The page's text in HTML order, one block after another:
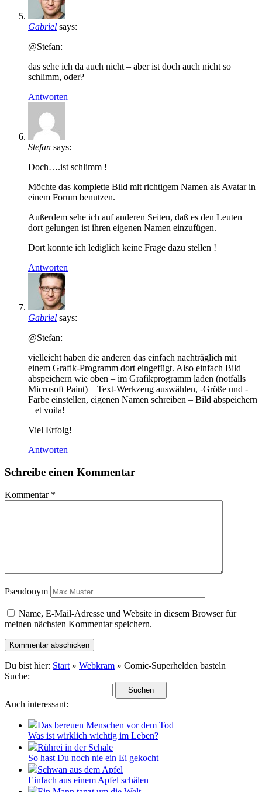
Gabriel says:
@Stefan:
das sehe ich da auch nicht – aber ist doch auch nicht so
schlimm, oder?
Antworten
Stefan says:
Doch….ist schlimm !
Möchte das komplette Bild mit richtigem Namen als Avatar in
einem Forum benutzen.
Außerdem sehe ich auf anderen Seiten, daß es den Leuten
dort gelungen ist ihren eigenen Namen einzufügen.
Dort konnte ich lediglich keine Frage dazu stellen !
Antworten
Gabriel says:
@Stefan:
vielleicht haben die anderen das einfach nachträglich mit
einem Grafik-Programm dort eingefügt. Also einfach Bild
abspeichern wie oben – im Grafikprogramm laden (notfalls
Microsoft Paint) – Text-Werkzeug auswählen, -Größe und -
Farbe einstellen, eigenen Namen schreiben – Bild abspeichern
– et voila!
Viel Erfolg!
Antworten
Schreibe einen Kommentar
Kommentar *
Pseudonym
Name, E-Mail-Adresse und Website in diesem Browser für
meinen nächsten Kommentar speichern.
Du bist hier: Start » Webkram » Comic-Superhelden basteln
Suche:
Auch interessant:
Das bereuen Menschen vor dem Tod
Was ist wirklich wichtig im Leben?
Rührei in der Schale
So hast Du noch nie ein Ei gekocht
Schwan aus dem Apfel
Einfach aus einem Apfel schälen